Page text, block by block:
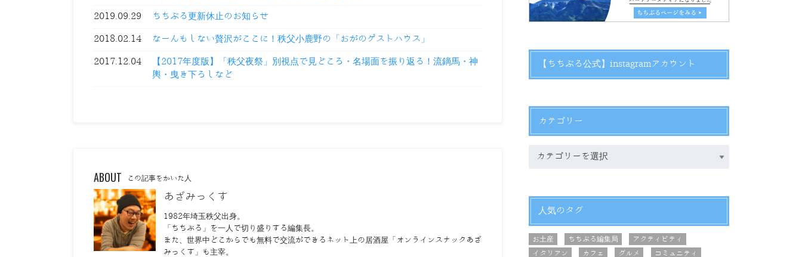
2019.09.29 ちちぶる更新休止のお知らせ
2018.02.14 なーんもしない贅沢がここに！秩父小鹿野の「おがのゲストハウス」
2017.12.04
【2017年度版】「秩父夜祭」別視点で見どころ・名場面を振り返る！流鏑馬・神
輿・曳き下ろしなど
ABOUT この記事をかいた人
あざみっくす
1982年埼玉秩父出身。
「ちちぶる」を一人で切り盛りする編集長。
また、世界中どこからでも無料で交流ができるネット上の居酒屋「オンラインスナックあざ
みっくす」も主宰。
【ちちぶる公式】instagramアカウント
カテゴリー
人気のタグ
お土産 ちちぶる編集局
アクティビティ
イタリアン
カフェ グルメ
コミュニティ